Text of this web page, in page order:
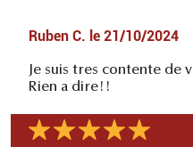
Ruben C. le 21/10/2024
Je suis tres contente de
Rien a dire!!